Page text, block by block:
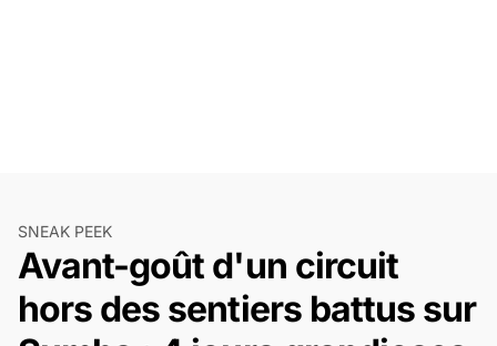
SNEAK PEEK
Avant-goût d'un circuit
hors des sentiers battus sur